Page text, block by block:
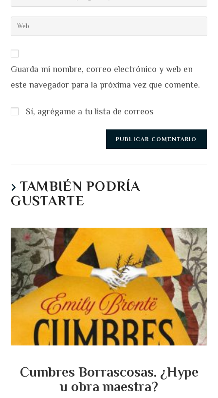
de
usuario
para
tu
dirección
para
Introduce
la
de
tu
web
Guarda mi nombre, correo electrónico y web en
este navegador para la próxima vez que comente.
Sí, agrégame a tu lista de correos
TAMBIÉN PODRÍA
GUSTARTE
Cumbres Borrascosas. ¿Hype
u obra maestra?